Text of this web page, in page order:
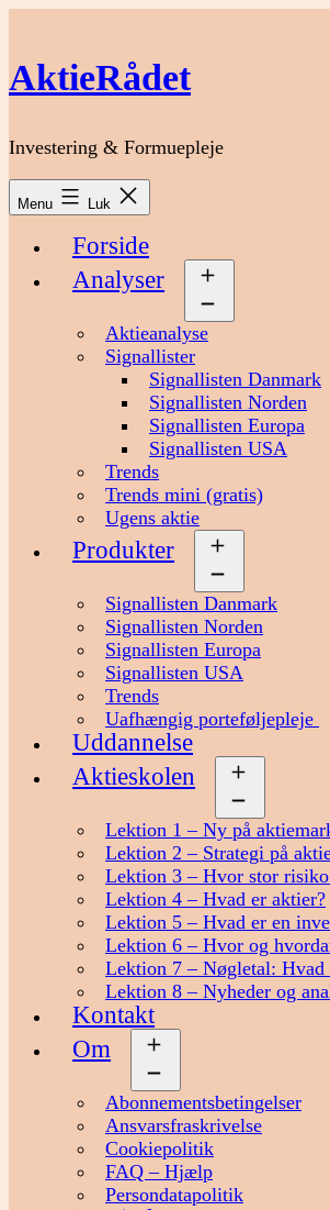
indhold
AktieRådet
Investering & Formuepleje
Menu Luk
Forside
Analyser
Aktieanalyse
Signallister
Signallisten Danmark
Signallisten Norden
Signallisten Europa
Signallisten USA
Trends
Trends mini (gratis)
Ugens aktie
Produkter
Signallisten Danmark
Signallisten Norden
Signallisten Europa
Signallisten USA
Trends
Uafhængig porteføljepleje
Uddannelse
Aktieskolen
Lektion 1 – Ny på
Lektion 2 – Strategi på
Lektion 3 – Hvor stor
Lektion 4 – Hvad er aktier?
Lektion 5 – Hvad er en
Lektion 6 – Hvor og
Lektion 7 – Nøgletal: Hvad
Lektion 8 – Nyheder og
Kontakt
Om
Abonnementsbetingelser
Ansvarsfraskrivelse
Cookiepolitik
FAQ – Hjælp
Persondatapolitik